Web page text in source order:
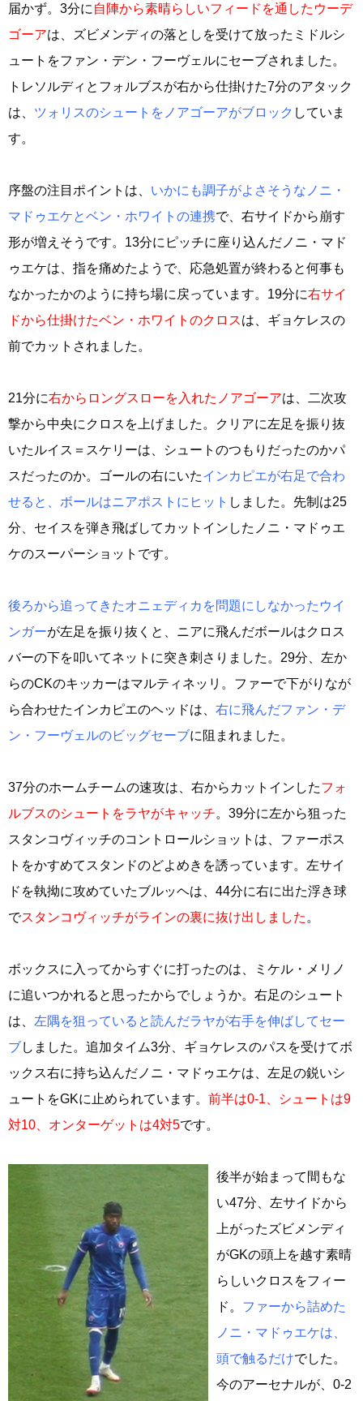
届かず。3分に 自陣から素晴らしいフィードを通したウーデ
ゴーアは、ズビメンディの落としを受けて放ったミドルシ
ュートをファン・デン・フーヴェルにセーブされました。
トレソルディとフォルブスが右から仕掛けた7分のアタック
は、 ツォリスのシュートをノアゴーアがブロック していま
す。
序盤の注目ポイントは、 いかにも調子がよさそうなノニ・
マドゥエケとベン・ホワイトの連携で、右サイドから崩す
形が増えそうです。13分にピッチに座り込んだノニ・マド
ゥエケは、指を痛めたようで、応急処置が終わると何事も
なかったかのように持ち場に戻っています。19分に右サイ
ドから仕掛けたベン・ホワイトのクロスは、ギョケレスの
前でカットされました。
21分に右からロングスローを入れたノアゴーアは、二次攻
撃から中央にクロスを上げました。クリアに左足を振り抜
いたルイス＝スケリーは、シュートのつもりだったのかパ
スだったのか。ゴールの右にいたインカピエが右足で合わ
せると、ボールはニアポストにヒット しました。先制は25
分、セイスを弾き飛ばしてカットインしたノニ・マドゥエ
ケのスーパーショットです。
後ろから追ってきたオニェディカを問題にしなかったウイ
ンガーが左足を振り抜くと、ニアに飛んだボールはクロス
バーの下を叩いてネットに突き刺さりました。29分、左か
らのCKのキッカーはマルティネッリ。ファーで下がりなが
ら合わせたインカピエのヘッドは、 右に飛んだファン・デ
ン・フーヴェルのビッグセーブに阻まれました。
37分のホームチームの速攻は、右からカットインしたフォ
ルブスのシュートをラヤがキャッチ。39分に左から狙った
スタンコヴィッチのコントロールショットは、ファーポス
トをかすめてスタンドのどよめきを誘っています。左サイ
ドを執拗に攻めていたブルッヘは、44分に右に出た浮き球
でスタンコヴィッチがラインの裏に抜け出しました 。
ボックスに入ってからすぐに打ったのは、ミケル・メリノ
に追いつかれると思ったからでしょうか。右足のシュート
は、 左隅を狙っていると読んだラヤが右手を伸ばしてセー
ブしました。追加タイム3分、ギョケレスのパスを受けてボ
ックス右に持ち込んだノニ・マドゥエケは、左足の鋭いシ
ュートをGKに止められています。 前半は0-1、シュートは9
対10、オンターゲットは4対5です。
後半が始まって間もな
い47分、左サイドから
上がったズビメンディ
がGKの頭上を越す素晴
らしいクロスをフィー
ド。 ファーから詰めた
ノニ・マドゥエケは、
頭で触るだけでした。
今のアーセナルが、0‐2